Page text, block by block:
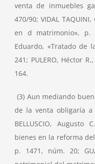
venta de inmuebles
470/90; VIDAL
en d matrimonio», p.
Eduardo, «Tratado de
241; PULERO, Héctor
164.
(3) Aun mediando
de la venta obligaría a
BELLUSCIO,
bienes en la reforma del
p. 1471, núm. 20;